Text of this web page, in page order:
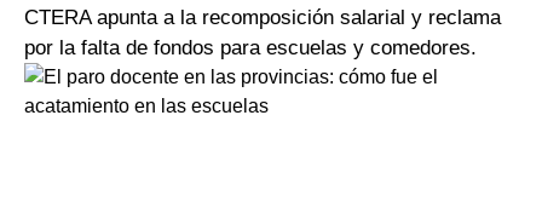
CTERA apunta a la recomposición salarial y reclama
por la falta de fondos para escuelas y comedores.